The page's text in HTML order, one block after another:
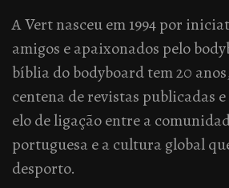
A Vert nasceu em 1994 por
amigos e apaixonados pelo
bíblia do bodyboard tem 20
centena de revistas publicadas
elo de ligação entre a
portuguesa e a cultura global
desporto.